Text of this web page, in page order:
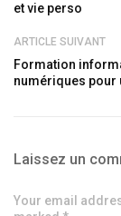
et vie perso
ARTICLE SUIVANT
Formation
numériques pour
Laissez un
Your email